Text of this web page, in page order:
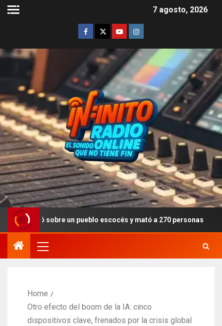
7 agosto, 2026
un pueblo escocés y mató a 270 personas
Home
Otro efecto del boom de la IA: cinco
dispositivos clave, frenados por la crisis global